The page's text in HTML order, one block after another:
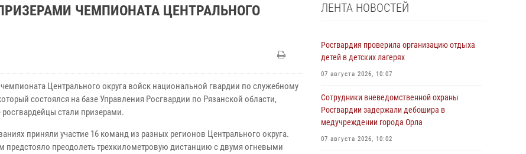
ЧЕМПИОНАТА ЦЕНТРАЛЬНОГО
Центрального округа войск национальной гвардии по служебному
состоялся на базе Управления Росгвардии по Рязанской области,
стали призерами.
приняли участие 16 команд из разных регионов Центрального округа.
предстояло преодолеть трехкилометровую дистанцию с двумя огневыми
ЛЕНТА НОВОСТЕЙ
Росгвардия проверила организацию отдыха
детей в детских лагерях
07 августа 2026, 10:07
Сотрудники вневедомственной охраны
Росгвардии задержали дебошира в
медучреждении города Орла
07 августа 2026, 10:02